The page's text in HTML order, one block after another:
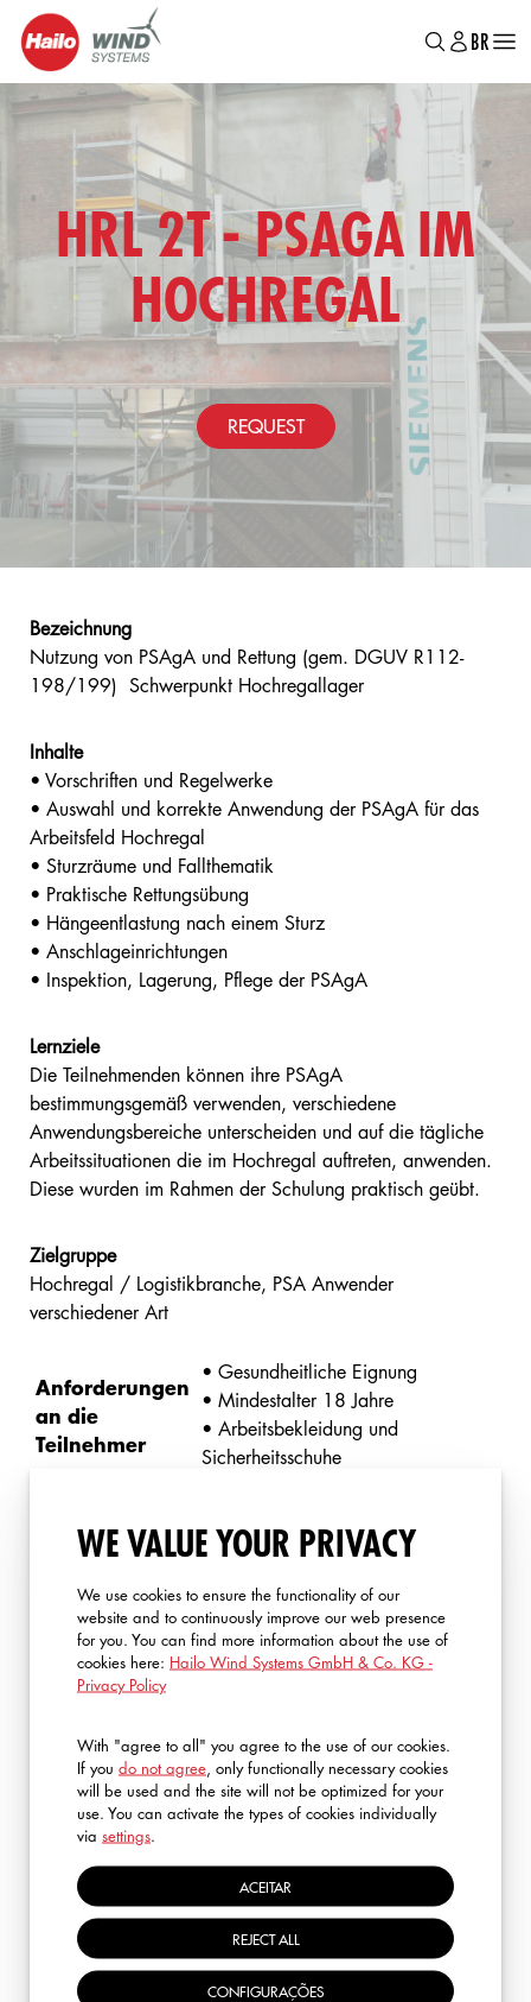
conteúdo
principal
BRENDE
HRL 2T - PSAGA IM
HOCHREGAL
REQUEST
Bezeichnung
Nutzung von PSAgA und Rettung (gem. DGUV R112-
198/199) Schwerpunkt Hochregallager
Inhalte
• Vorschriften und Regelwerke
• Auswahl und korrekte Anwendung der PSAgA für das
Arbeitsfeld Hochregal
• Sturzräume und Fallthematik
• Praktische Rettungsübung
• Hängeentlastung nach einem Sturz
• Anschlageinrichtungen
• Inspektion, Lagerung, Pflege der PSAgA
Lernziele
Die Teilnehmenden können ihre PSAgA
bestimmungsgemäß verwenden, verschiedene
Anwendungsbereiche unterscheiden und auf die tägliche
Arbeitssituationen die im Hochregal auftreten, anwenden.
Diese wurden im Rahmen der Schulung praktisch geübt.
Zielgruppe
Hochregal / Logistikbranche, PSA Anwender
verschiedener Art
Anforderungen
an die
Teilnehmer
• Gesundheitliche Eignung
• Mindestalter 18 Jahre
• Arbeitsbekleidung und
Sicherheitsschuhe
Teilnehmerzahl Max. 8 Personen pro Gruppe
Schulungsort
Safety And Rescue Academy -
Hochwerk
Reinhold-Würth-Str. 4
Umsetzbarkeit vor Ort (Inhouse)
Gültigkeit des
Zertifikates
Bemerkungen
Entspricht den Vorgaben der DGUV-
Regel 112-198 / 199
Samstagschulung bei Kundenbedarf
nach Absprache realisierbar
WE VALUE YOUR PRIVACY
We use cookies to ensure the functionality of our
website and to continuously improve our web presence
for you. You can find more information about the use of
cookies here: Hailo Wind Systems GmbH & Co. KG -
Privacy Policy
With "agree to all" you agree to the use of our cookies.
If you do not agree , only functionally necessary cookies
will be used and the site will not be optimized for your
use. You can activate the types of cookies individually
via settings.
ACEITAR
REJECT ALL
CONFIGURAÇÕES